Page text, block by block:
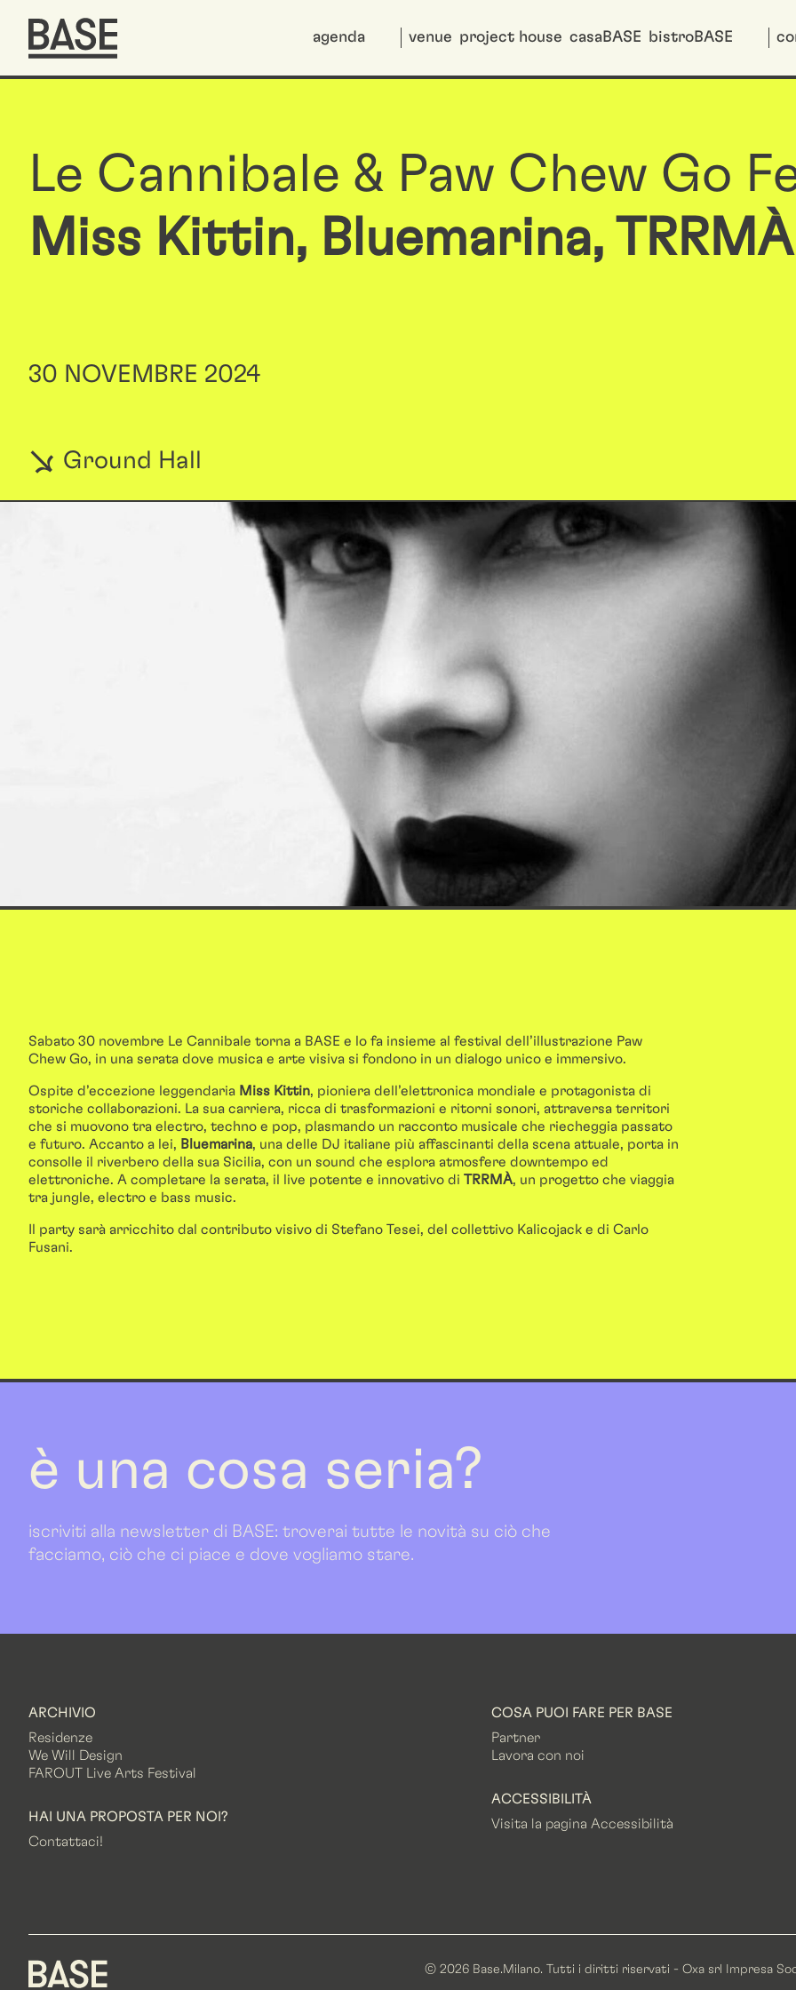
agenda venue project house casaBASE bistroBASE
Le Cannibale & Paw Chew Go
Miss Kittin, Bluemarina, TRRMÀ
30 NOVEMBRE 2024
Ground Hall
Sabato 30 novembre Le Cannibale torna a BASE e lo fa insieme al festival dell’illustrazione Paw
Chew Go, in una serata dove musica e arte visiva si fondono in un dialogo unico e immersivo.
Ospite d’eccezione leggendaria Miss Kittin, pioniera dell’elettronica mondiale e protagonista di
storiche collaborazioni. La sua carriera, ricca di trasformazioni e ritorni sonori, attraversa territori
che si muovono tra electro, techno e pop, plasmando un racconto musicale che riecheggia passato
e futuro. Accanto a lei, Bluemarina, una delle DJ italiane più affascinanti della scena attuale, porta in
consolle il riverbero della sua Sicilia, con un sound che esplora atmosfere downtempo ed
elettroniche. A completare la serata, il live potente e innovativo di TRRMÀ, un progetto che viaggia
tra jungle, electro e bass music.
Il party sarà arricchito dal contributo visivo di Stefano Tesei, del collettivo Kalicojack e di Carlo
Fusani.
è una cosa seria?
iscriviti alla newsletter di BASE: troverai tutte le novità su ciò che
facciamo, ciò che ci piace e dove vogliamo stare.
ARCHIVIO
Residenze
We Will Design
FAROUT Live Arts Festival
HAI UNA PROPOSTA PER NOI?
Contattaci!
COSA PUOI FARE PER BASE
Partner
Lavora con noi
ACCESSIBILITÀ
Visita la pagina Accessibilità
© 2026 Base.Milano. Tutti i diritti riservati - Oxa srl Impresa